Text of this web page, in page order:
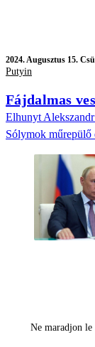
2024.Augusztus 15.
Putyin
Fájdalmas
Elhunyt
Sólymok műrepülő
Ne maradjon le